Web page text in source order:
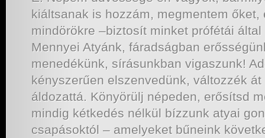
kiáltsanak is hozzám, megmentem őket,
mindörökre –biztosít minket prófétái
Mennyei Atyánk, fáradságban
menedékünk, sírásunkban vigaszunk!
kényszerűen elszenvedünk, változzék
áldozattá. Könyörülj népeden, erősítsd
mindig kétkedés nélkül bízzunk atyai
csapásoktól – amelyeket bűneink